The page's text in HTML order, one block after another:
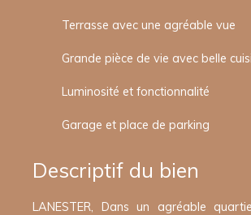
Terrasse avec une agréable vue
Grande pièce de vie avec belle
Luminosité et fonctionnalité
Garage et place de parking
Descriptif du bien
LANESTER, Dans un agréable